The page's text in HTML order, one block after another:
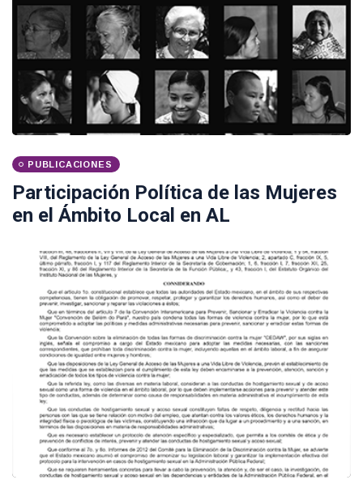
PUBLICACIONES
Participación Política de las Mujeres
en el Ámbito Local en AL